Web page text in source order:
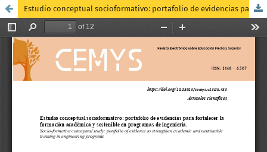
Estudio conceptual socioformativo: portafolio de evidencias para fortalecer la formación académica y sostenible en programas de ingeniería.